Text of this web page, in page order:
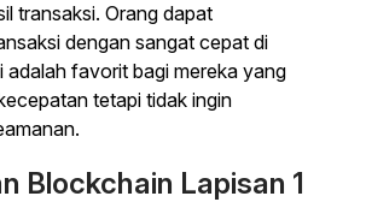
transaksi. Orang dapat
dengan sangat cepat di
adalah favorit bagi mereka yang
tetapi tidak ingin
Blockchain Lapisan 1